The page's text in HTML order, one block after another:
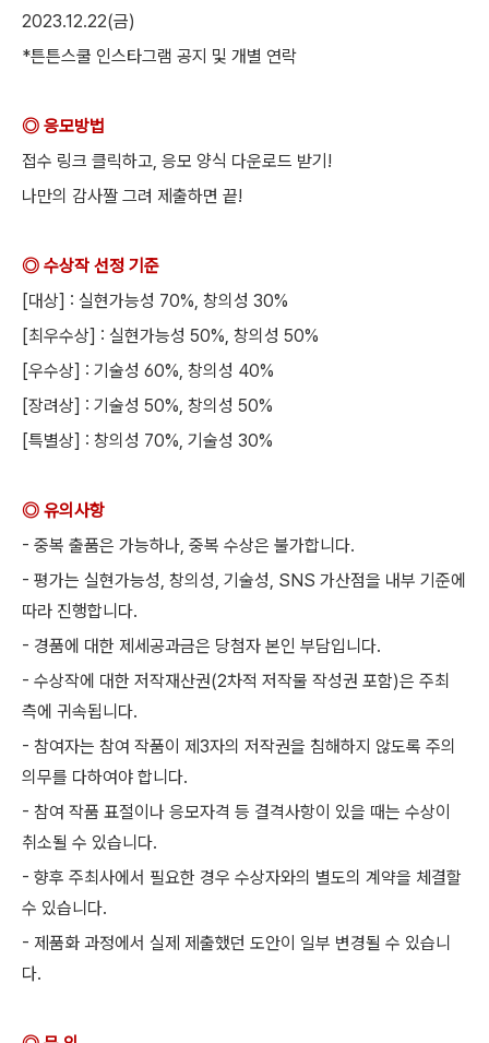
2023.12.22(금)
*튼튼스쿨 인스타그램 공지 및 개별 연락
◎ 응모방법
접수 링크 클릭하고, 응모 양식 다운로드 받기!
나만의 감사짤 그려 제출하면 끝!
◎ 수상작 선정 기준
[대상] : 실현가능성 70%, 창의성 30%
[최우수상] : 실현가능성 50%, 창의성 50%
[우수상] : 기술성 60%, 창의성 40%
[장려상] : 기술성 50%, 창의성 50%
[특별상] : 창의성 70%, 기술성 30%
◎ 유의사항
- 중복 출품은 가능하나, 중복 수상은 불가합니다.
- 평가는 실현가능성, 창의성, 기술성, SNS 가산점을 내부 기준에
따라 진행합니다.
- 경품에 대한 제세공과금은 당첨자 본인 부담입니다.
- 수상작에 대한 저작재산권(2차적 저작물 작성권 포함)은 주최
측에 귀속됩니다.
- 참여자는 참여 작품이 제3자의 저작권을 침해하지 않도록 주의
의무를 다하여야 합니다.
- 참여 작품 표절이나 응모자격 등 결격사항이 있을 때는 수상이
취소될 수 있습니다.
- 향후 주최사에서 필요한 경우 수상자와의 별도의 계약을 체결할
수 있습니다.
- 제품화 과정에서 실제 제출했던 도안이 일부 변경될 수 있습니
다.